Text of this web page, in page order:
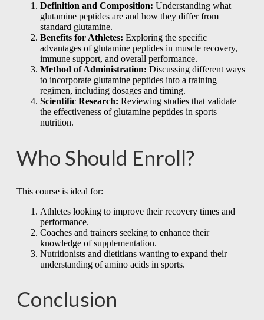
Definition and Composition: Understanding what
glutamine peptides are and how they differ from
standard glutamine.
Benefits for Athletes: Exploring the specific
advantages of glutamine peptides in muscle recovery,
immune support, and overall performance.
Method of Administration: Discussing different ways
to incorporate glutamine peptides into a training
regimen, including dosages and timing.
Scientific Research: Reviewing studies that validate
the effectiveness of glutamine peptides in sports
nutrition.
Who Should Enroll?
This course is ideal for:
Athletes looking to improve their recovery times and
performance.
Coaches and trainers seeking to enhance their
knowledge of supplementation.
Nutritionists and dietitians wanting to expand their
understanding of amino acids in sports.
Conclusion